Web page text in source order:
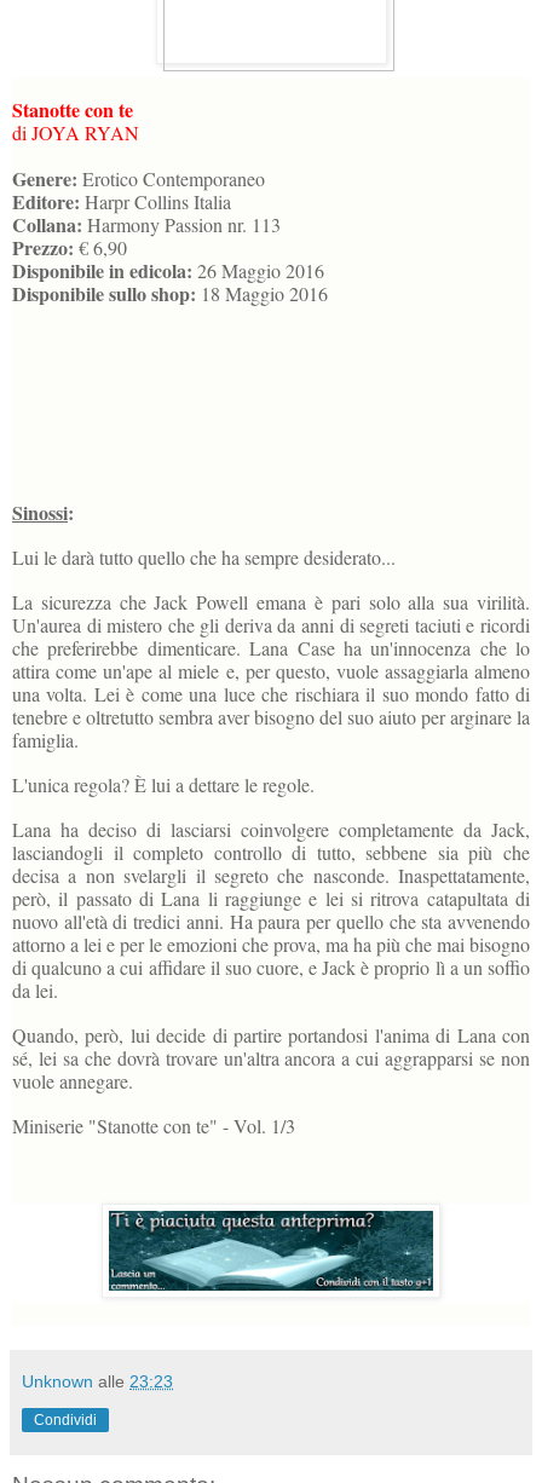
Stanotte con te
di JOYA RYAN
Genere: Erotico Contemporaneo
Editore: Harpr Collins Italia
Collana: Harmony Passion nr. 113
Prezzo: € 6,90
Disponibile in edicola: 26 Maggio 2016
Disponibile sullo shop: 18 Maggio 2016
Sinossi:
Lui le darà tutto quello che ha sempre desiderato...
La sicurezza che Jack Powell emana è pari solo alla sua virilità.
Un'aurea di mistero che gli deriva da anni di segreti taciuti e ricordi
che preferirebbe dimenticare. Lana Case ha un'innocenza che lo
attira come un'ape al miele e, per questo, vuole assaggiarla almeno
una volta. Lei è come una luce che rischiara il suo mondo fatto di
tenebre e oltretutto sembra aver bisogno del suo aiuto per arginare la
famiglia.
L'unica regola? È lui a dettare le regole.
Lana ha deciso di lasciarsi coinvolgere completamente da Jack,
lasciandogli il completo controllo di tutto, sebbene sia più che
decisa a non svelargli il segreto che nasconde. Inaspettatamente,
però, il passato di Lana li raggiunge e lei si ritrova catapultata di
nuovo all'età di tredici anni. Ha paura per quello che sta avvenendo
attorno a lei e per le emozioni che prova, ma ha più che mai bisogno
di qualcuno a cui affidare il suo cuore, e Jack è proprio lì a un soffio
da lei.
Quando, però, lui decide di partire portandosi l'anima di Lana con
sé, lei sa che dovrà trovare un'altra ancora a cui aggrapparsi se non
vuole annegare.
Miniserie "Stanotte con te" - Vol. 1/3
Unknown alle 23:23
Condividi